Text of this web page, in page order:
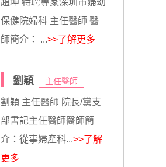
趙坤 特聘專家深圳市婦幼
保健院婦科 主任醫師 醫
師簡介： ...>>了解更多
劉穎 主任醫師
劉穎 主任醫師 院長/黨支
部書記主任醫師醫師簡
介：從事婦產科...>>了解
更多